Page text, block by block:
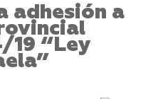
adhesión a
19 “Ley